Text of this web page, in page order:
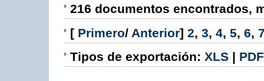
216 documentos encontrados,
[ Primero/ Anterior] 2, 3, 4, 5, 6,
Tipos de exportación: XLS | PDF